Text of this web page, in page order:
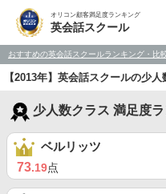
オリコン顧客満足度ランキング
英会話スクール
おすすめの英会話スクールランキング・比
【2013年】英会話スクールの少
少人数クラス 満足度
ベルリッツ
73.19点